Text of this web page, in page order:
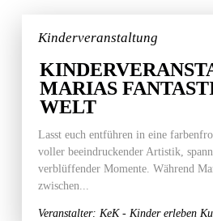
Kinderveranstaltung
MARIAS
WELT
Lasst euch entführen in eine
voller beeindruckender Artistik,
verblüffender Momente. Während
zwischen...
Veranstalter: KeK - Kinder erleben